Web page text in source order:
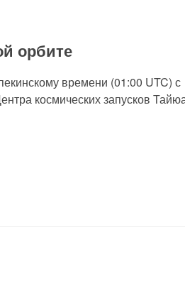
орбите
времени (01:00 UTC) с
космических запусков